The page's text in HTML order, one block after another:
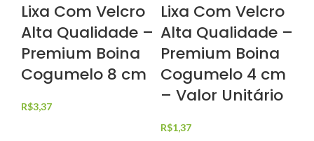
Lixa Com Velcro
Alta Qualidade –
Premium Boina
Cogumelo 8 cm
R$3,37
Lixa Com Velcro
Alta Qualidade –
Premium Boina
Cogumelo 4 cm
– Valor Unitário
R$1,37